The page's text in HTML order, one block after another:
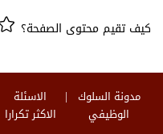
كيف تقيم محتوى الصفحة؟
مدونة السلوك
الوظيفي
الاسئلة
الاكثر تكرارا